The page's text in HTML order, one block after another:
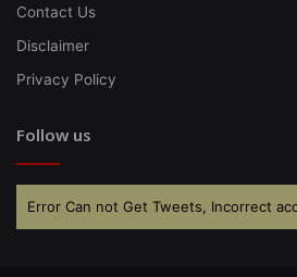
Contact Us
Disclaimer
Privacy Policy
Follow us
Error Can not Get Tweets, Incorrect